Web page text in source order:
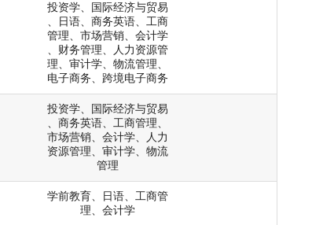
投资学、国际经济与贸易
、日语、商务英语、工商
管理、市场营销、会计学
、财务管理、人力资源管
理、审计学、物流管理、
电子商务、跨境电子商务
投资学、国际经济与贸易
、商务英语、工商管理、
市场营销、会计学、人力
资源管理、审计学、物流
管理
学前教育、日语、工商管
理、会计学